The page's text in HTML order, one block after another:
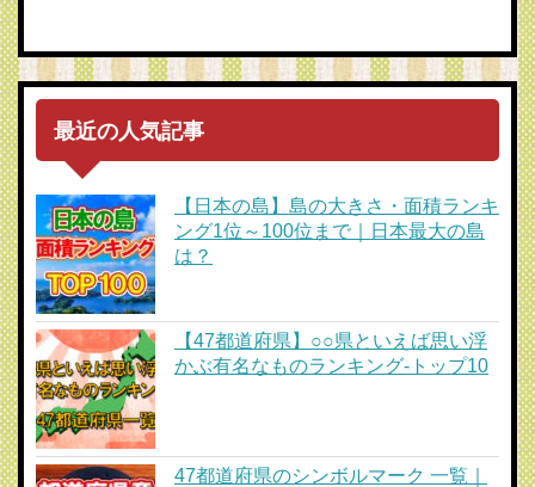
最近の人気記事
【日本の島】島の大きさ・面積ランキ
ング1位～100位まで｜日本最大の島
は？
【47都道府県】○○県といえば思い浮
かぶ有名なものランキング-トップ10
47都道府県のシンボルマーク 一覧｜